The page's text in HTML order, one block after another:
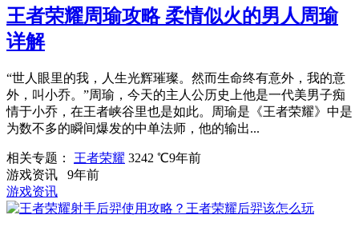
王者荣耀周瑜攻略 柔情似火的男人周瑜
详解
“世人眼里的我，人生光辉璀璨。然而生命终有意外，我的意
外，叫小乔。”周瑜，今天的主人公历史上他是一代美男子痴
情于小乔，在王者峡谷里也是如此。周瑜是《王者荣耀》中是
为数不多的瞬间爆发的中单法师，他的输出...
相关专题： 王者荣耀 3242 ℃9年前
游戏资讯
9年前
游戏资讯